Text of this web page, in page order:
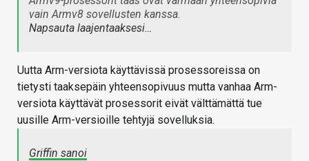
vain Armv8 sovellusten kanssa.
Napsauta laajentaaksesi…
Uutta Arm-versiota käyttävissä prosessoreissa on
tietysti taaksepäin yhteensopivuus mutta vanhaa Arm-
versiota käyttävät prosessorit eivät välttämättä tue
uusille Arm-versioille tehtyjä sovelluksia.
Griffin sanoi